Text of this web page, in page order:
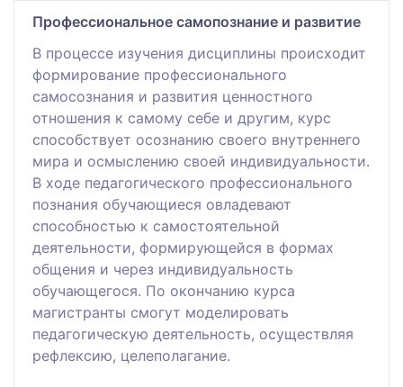
Профессиональное самопознание и развитие
В процессе изучения дисциплины происходит
формирование профессионального
самосознания и развития ценностного
отношения к самому себе и другим, курс
способствует осознанию своего внутреннего
мира и осмыслению своей индивидуальности.
В ходе педагогического профессионального
познания обучающиеся овладевают
способностью к самостоятельной
деятельности, формирующейся в формах
общения и через индивидуальность
обучающегося. По окончанию курса
магистранты смогут моделировать
педагогическую деятельность, осуществляя
рефлексию, целеполагание.